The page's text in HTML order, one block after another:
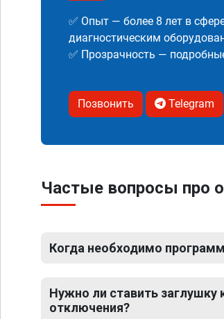
✅ Опыт — более 8 лет в
диагностическим
✅ Прозрачность —
Позвонить Telegram
Частые вопросы про
Когда необходимо
Нужно ли ставить заглушку
отключения?